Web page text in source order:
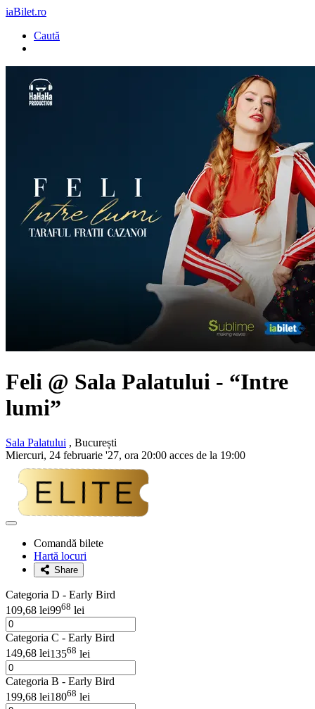
iaBilet.ro
Caută
Feli @ Sala Palatului - “Intre
lumi”
Sala Palatului , București
Miercuri, 24 februarie '27, ora 20:00 acces de la 19:00
Adaugă
favoriteComandă bilete
Hartă locuri
Share
Categoria D - Early Bird
109,68 lei9968 lei
Categoria C - Early Bird
149,68 lei13568 lei
Categoria B - Early Bird
199,68 lei18068 lei